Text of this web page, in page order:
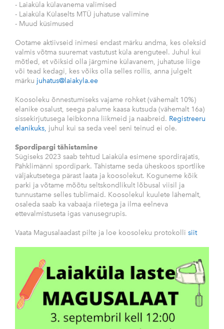
- Laiaküla külavanema valimised
- Laiaküla Külaselts MTÜ juhatuse valimine
- Muud küsimused
Ootame aktiivseid inimesi endast märku andma, kes oleksid
valmis võtma suuremat vastutust küla arenguteel. Juhul kui
mõtled, et võiksid olla järgmine külavanem, juhatuse liige
või tead kedagi, kes võiks olla selles rollis, anna julgelt
märku juhatus@laiakyla.ee
Koosoleku õnnestumiseks vajame rohket (vähemalt 10%)
elanike osalust, seega palume kaasa kutsuda (vähemalt 16a)
sissekirjutusega leibkonna liikmeid ja naabreid. Registreeru
elanikuks, juhul kui sa seda veel seni teinud ei ole.
Spordipargi tähistamine
Sügiseks 2023 saab tehtud Laiaküla esimene spordirajatis,
Pähklimänni spordipark. Tähistame seda üheskoos sportlike
väljakutsetega pärast laata ja koosolekut. Koguneme kõik
parki ja võtame mõõtu seltskondlikult lõbusal viisil ja
tunnustame selles tublimaid. Koosolekul kuulete lähemalt,
osaleda saab ka vabaaja riietega ja ilma eelneva
ettevalmistuseta igas vanusegrupis.
Vaata Magusalaadast pilte ja loe koosoleku protokolli siit